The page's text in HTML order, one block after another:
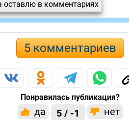
оставлю в комментариях
5 комментариев
Понравилась публикация?
да 5 / -1 нет